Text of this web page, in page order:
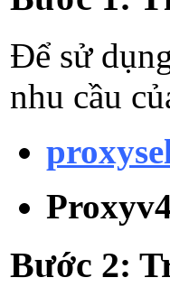
Để sử
nhu cầu
Bước 2: